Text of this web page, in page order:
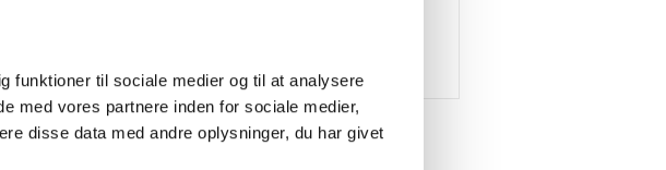
funktioner til sociale medier og til at analysere
med vores partnere inden for sociale medier,
disse data med andre oplysninger, du har givet